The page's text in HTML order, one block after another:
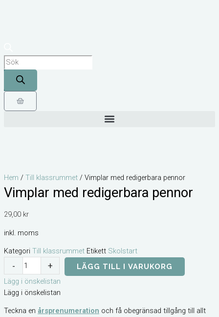
Varukorg
Hem / Till klassrummet / Vimplar med redigerbara pennor
Vimplar med redigerbara pennor
29,00 kr
inkl. moms
Kategori Till klassrummet Etikett Skolstart
-
Vimplar
med
redigerbara
pennor
mängd
+ LÄGG TILL I VARUKORG
Lägg i önskelistan
Lägg i önskelistan
Teckna en årsprenumeration och få obegränsad tillgång till allt